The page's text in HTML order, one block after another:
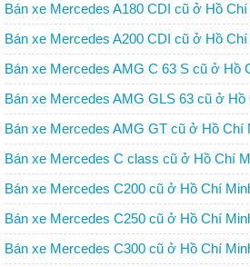
Bán xe Mercedes A180 CDI cũ ở Hồ
Bán xe Mercedes A200 CDI cũ ở Hồ
Bán xe Mercedes AMG C 63 S cũ ở Hồ
Bán xe Mercedes AMG GLS 63 cũ ở Hồ
Bán xe Mercedes AMG GT cũ ở Hồ Chí
Bán xe Mercedes C class cũ ở Hồ Chí
Bán xe Mercedes C200 cũ ở Hồ Chí
Bán xe Mercedes C250 cũ ở Hồ Chí
Bán xe Mercedes C300 cũ ở Hồ Chí